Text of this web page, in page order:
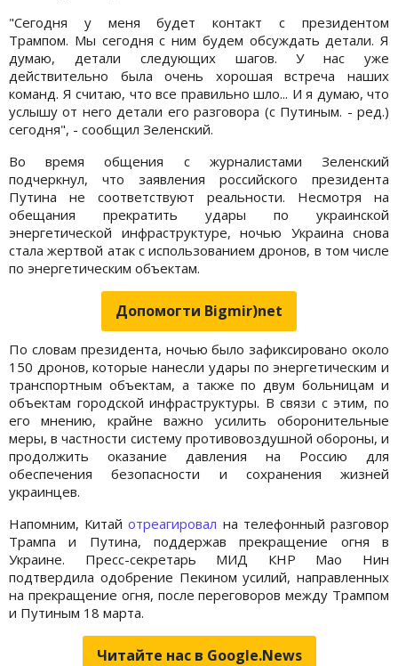
"Сегодня у меня будет контакт с президентом
Трампом. Мы сегодня с ним будем обсуждать детали. Я
думаю, детали следующих шагов. У нас уже
действительно была очень хорошая встреча наших
команд. Я считаю, что все правильно шло... И я думаю, что
услышу от него детали его разговора (с Путиным. - ред.)
сегодня", - сообщил Зеленский.
Во время общения с журналистами Зеленский
подчеркнул, что заявления российского президента
Путина не соответствуют реальности. Несмотря на
обещания прекратить удары по украинской
энергетической инфраструктуре, ночью Украина снова
стала жертвой атак с использованием дронов, в том числе
по энергетическим объектам.
Допомогти Bigmir)net
По словам президента, ночью было зафиксировано около
150 дронов, которые нанесли удары по энергетическим и
транспортным объектам, а также по двум больницам и
объектам городской инфраструктуры. В связи с этим, по
его мнению, крайне важно усилить оборонительные
меры, в частности систему противовоздушной обороны, и
продолжить оказание давления на Россию для
обеспечения безопасности и сохранения жизней
украинцев.
Напомним, Китайотреагировал на телефонный разговор
Трампа и Путина, поддержав прекращение огня в
Украине. Пресс-секретарь МИД КНР Мао Нин
подтвердила одобрение Пекином усилий, направленных
на прекращение огня, после переговоров между Трампом
и Путиным 18 марта.
Читайте нас в Google.News